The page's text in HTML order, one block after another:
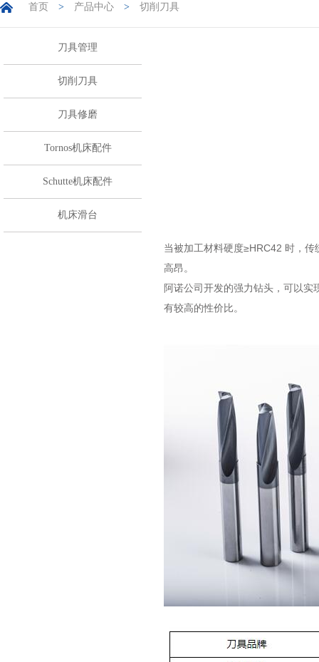
首页 > 产品中心 > 切削刀具
刀具管理
切削刀具
刀具修磨
Tornos机床配件
Schutte机床配件
机床滑台
当被加工材料硬度≥HRC42 时，
高昂。
阿诺公司开发的强力钻头，可以
有较高的性价比。